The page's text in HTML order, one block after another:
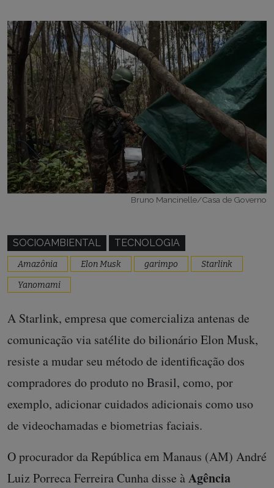
Bruno Mancinelle/Casa de Governo
SOCIOAMBIENTAL TECNOLOGIA
Amazônia Elon Musk garimpo
Starlink
Yanomami
A Starlink, empresa que comercializa antenas de
comunicação via satélite do bilionário Elon Musk,
resiste a mudar seu método de identificação dos
compradores do produto no Brasil, como, por
exemplo, adicionar cuidados adicionais como uso
de videochamadas e biometrias faciais.
O procurador da República em Manaus (AM) André
Luiz Porreca Ferreira Cunha disse àAgência